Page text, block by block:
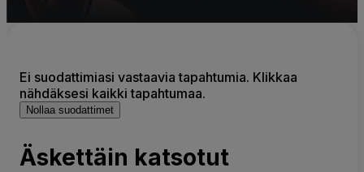
Ei suodattimiasi vastaavia tapahtumia. Klikkaa
nähdäksesi kaikki tapahtumaa.
Nollaa suodattimet
Äskettäin katsotut